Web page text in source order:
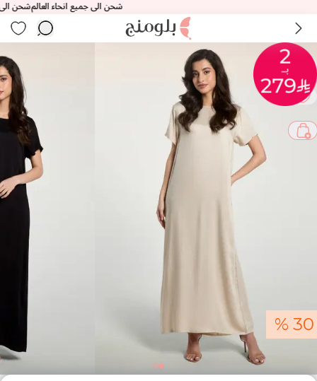
شحن الى جميع انحاء العالمشحن الى جميع
30 %